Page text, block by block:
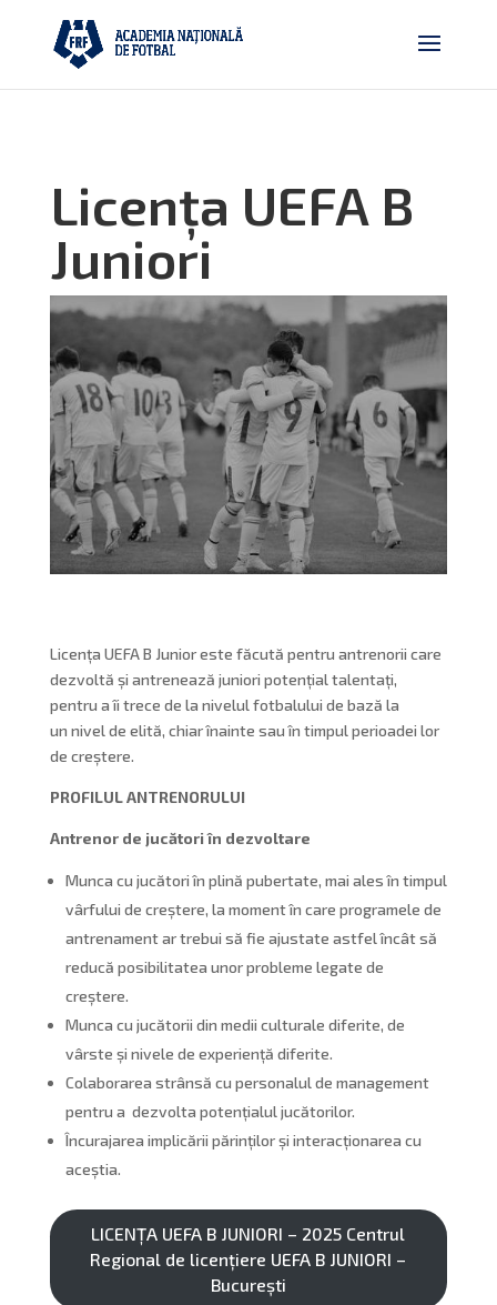
Licența UEFA B
Juniori
Licența UEFA B Junior este făcută pentru antrenorii care
dezvoltă și antrenează juniori potențial talentați,
pentru a îi trece de la nivelul fotbalului de bază la
un nivel de elită, chiar înainte sau în timpul perioadei lor
de creștere.
PROFILUL ANTRENORULUI
Antrenor de jucători în dezvoltare
Munca cu jucători în plină pubertate, mai ales în timpul
vârfului de creștere, la moment în care programele de
antrenament ar trebui să fie ajustate astfel încât să
reducă posibilitatea unor probleme legate de
creștere.
Munca cu jucătorii din medii culturale diferite, de
vârste și nivele de experiență diferite.
Colaborarea strânsă cu personalul de management
pentru a dezvolta potențialul jucătorilor.
Încurajarea implicării părinților și interacționarea cu
aceștia.
LICENȚA UEFA B JUNIORI – 2025 Centrul
Regional de licențiere UEFA B JUNIORI –
București